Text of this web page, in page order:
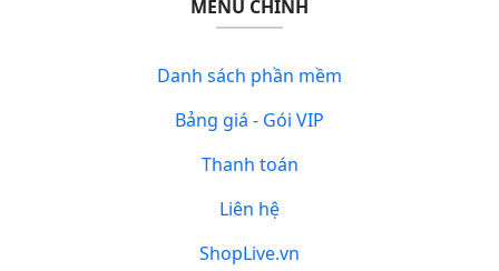
MENU CHÍNH
Danh sách phần mềm
Bảng giá - Gói VIP
Thanh toán
Liên hệ
ShopLive.vn